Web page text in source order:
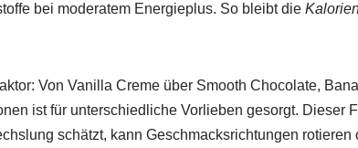
bei moderatem Energieplus. So bleibt die
Von Vanilla Creme über Smooth Chocolate,
ist für unterschiedliche Vorlieben gesorgt. Dieser
schätzt, kann Geschmacksrichtungen